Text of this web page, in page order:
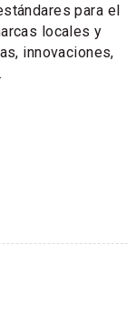
para el
locales y
innovaciones,